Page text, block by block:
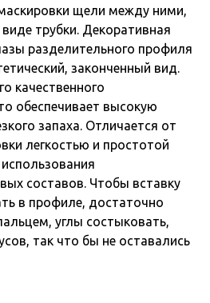
щели между ними,
трубки. Декоративная
разделительного профиля
законченный вид.
качественного
обеспечивает высокую
запаха. Отличается от
легкостью и простотой
составов. Чтобы вставку
в профиле, достаточно
углы состыковать,
так что бы не оставались